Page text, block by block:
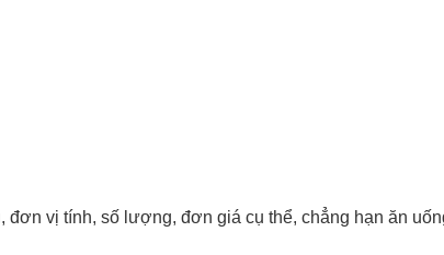
vị tính, số lượng, đơn giá cụ thể, chẳng hạn ăn